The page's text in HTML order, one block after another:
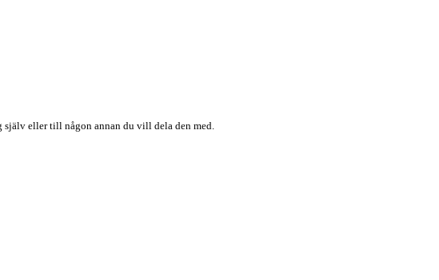
eller till någon annan du vill dela den med.